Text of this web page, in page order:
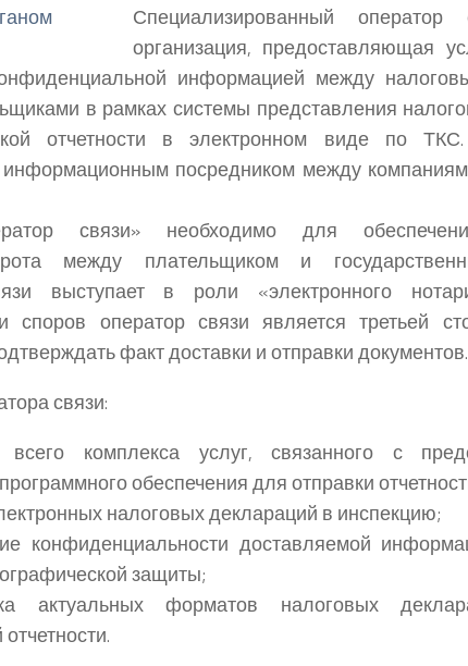
Специализированный
организация, предоставляющая
информацией между
в рамках системы представления
отчетности в электронном виде по
посредником между
связи» необходимо для
между плательщиком и
выступает в роли «электронного
споров оператор связи является третьей
факт доставки и отправки документов.
связи:
комплекса услуг, связанного с
обеспечения для отправки
налоговых деклараций в инспекцию;
конфиденциальности доставляемой
защиты;
актуальных форматов налоговых